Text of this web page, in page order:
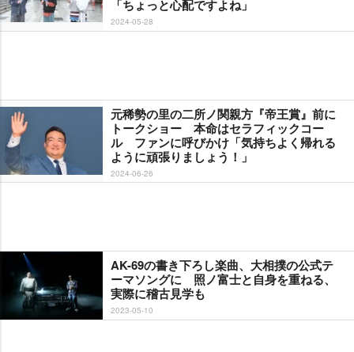
「ちょっと心配ですよね」
2024-05-28
元稀勢の里の二所ノ関親方『帝王賞』前に
トークショー 本命はセラフィックコー
ル ファンに呼びかけ「気持ちよく帰れる
ように頑張りましょう！」
2024-06-26
AK-69の書き下ろし楽曲、大相撲の公式テ
ーマソングに 照ノ富士と自身を重ねる、
実際に稽古見学も
2023-05-10